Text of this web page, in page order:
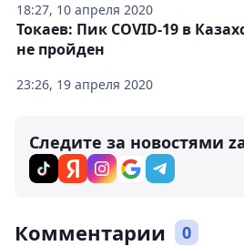
18:27, 10 апреля 2020
23:26, 19 апреля 2020
Токаев: Пик COVID-19 в
не пройден
Следите за новостями
Комментарии 0